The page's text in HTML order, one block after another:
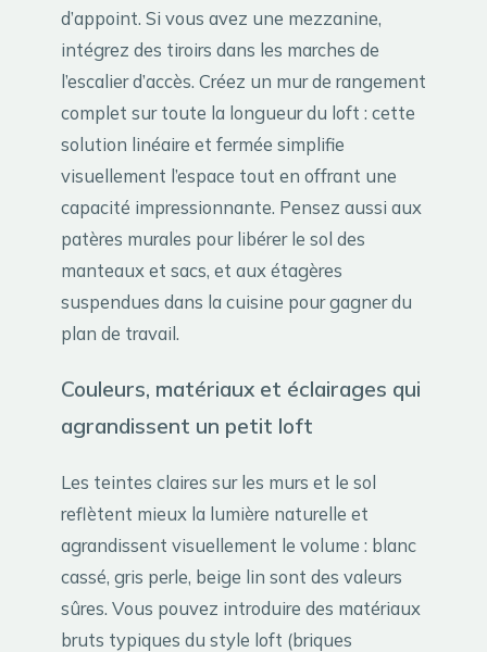
d’appoint. Si vous avez une mezzanine,
intégrez des tiroirs dans les marches de
l’escalier d’accès. Créez un mur de rangement
complet sur toute la longueur du loft : cette
solution linéaire et fermée simplifie
visuellement l’espace tout en offrant une
capacité impressionnante. Pensez aussi aux
patères murales pour libérer le sol des
manteaux et sacs, et aux étagères
suspendues dans la cuisine pour gagner du
plan de travail.
Couleurs, matériaux et éclairages qui
agrandissent un petit loft
Les teintes claires sur les murs et le sol
reflètent mieux la lumière naturelle et
agrandissent visuellement le volume : blanc
cassé, gris perle, beige lin sont des valeurs
sûres. Vous pouvez introduire des matériaux
bruts typiques du style loft (briques